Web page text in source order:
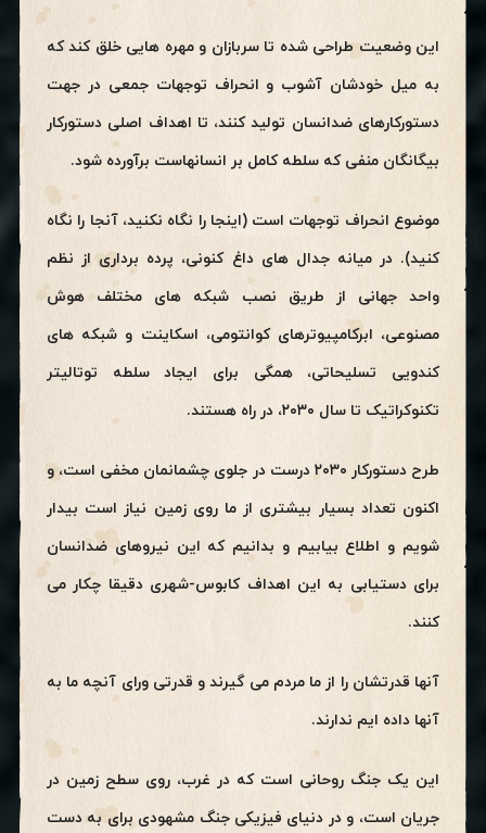
این وضعیت طراحی شده تا سربازان و مهره هایی خلق کند که
به میل خودشان آشوب و انحراف توجهات جمعی در جهت
دستورکارهای ضدانسان تولید کنند، تا اهداف اصلی دستورکار
بیگانگان منفی که سلطه کامل بر انسانهاست برآورده شود.
موضوع انحراف توجهات است (اینجا را نگاه نکنید، آنجا را نگاه
کنید). در میانه جدال های داغ کنونی، پرده برداری از نظم
واحد جهانی از طریق نصب شبکه های مختلف هوش
مصنوعی، ابرکامپیوترهای کوانتومی، اسکاینت و شبکه های
کندویی تسلیحاتی، همگی برای ایجاد سلطه توتالیتر
تکنوکراتیک تا سال ۲۰۳۰، در راه هستند.
طرح دستورکار ۲۰۳۰ درست در جلوی چشمانمان مخفی است، و
اکنون تعداد بسیار بیشتری از ما روی زمین نیاز است بیدار
شویم و اطلاع بیابیم و بدانیم که این نیروهای ضدانسان
برای دستیابی به این اهداف کابوس-شهری دقیقا چکار می
کنند.
آنها قدرتشان را از ما مردم می گیرند و قدرتی ورای آنچه ما به
آنها داده ایم ندارند.
این یک جنگ روحانی است که در غرب، روی سطح زمین در
جریان است، و در دنیای فیزیکی جنگ مشهودی برای به دست